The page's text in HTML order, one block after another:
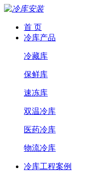
首 页
冷库产品
冷藏库
保鲜库
速冻库
双温冷库
医药冷库
物流冷库
冷库工程案例